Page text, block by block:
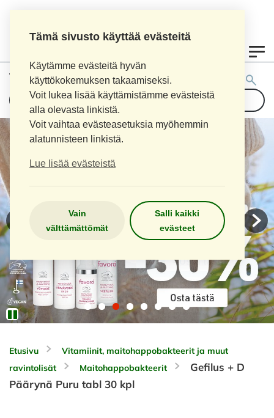
Tämä sivusto käyttää evästeitä
Käytämme evästeitä hyvän
käyttökokemuksen takaamiseksi.
Voit lukea lisää käyttämistämme evästeistä
alla olevasta linkistä.
Voit vaihtaa evästeasetuksia myöhemmin
alatunnisteen linkistä.
Lue lisää evästeistä
Vain
välttämättömät
Salli kaikki
evästeet
Tuotehaku:
Etusivu
Vitamiinit, maitohappobakteerit ja muut
ravintolisät
Maitohappobakteerit
Gefilus + D
Päärynä Puru tabl 30 kpl